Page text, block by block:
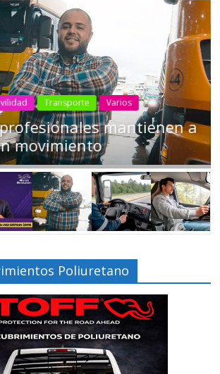
Transporte Varios
mantienen a
movimiento
Poliuretano